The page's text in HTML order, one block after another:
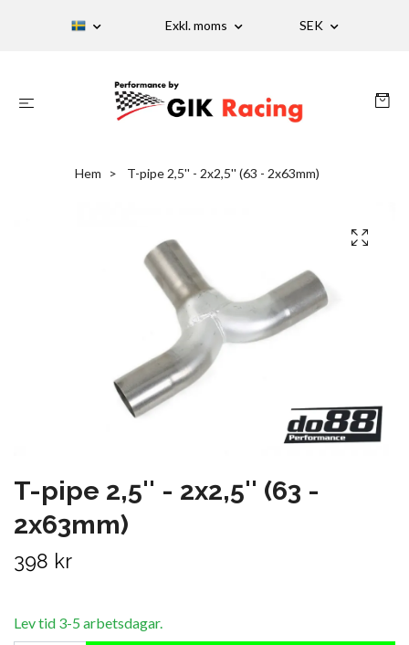
Exkl. moms SEK
Hem T-pipe 2,5'' - 2x2,5'' (63 - 2x63mm)
T-pipe 2,5'' - 2x2,5'' (63 -
2x63mm)
398 kr
Lev tid 3-5 arbetsdagar.